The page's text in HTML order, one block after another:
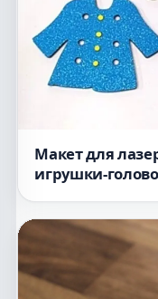
Макет для
игрушки-